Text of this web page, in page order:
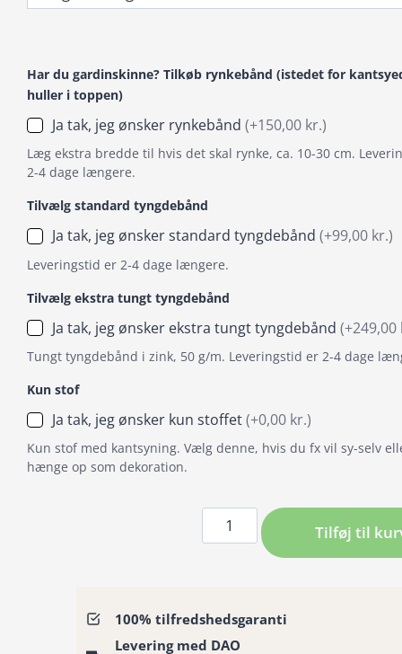
Har du gardinskinne? Tilkøb rynkebånd (istedet for
huller i toppen)
Ja tak, jeg ønsker rynkebånd (+150,00 kr.)
Læg ekstra bredde til hvis det skal rynke, ca. 10-30 cm.
2-4 dage længere.
Tilvælg standard tyngdebånd
Ja tak, jeg ønsker standard tyngdebånd (+99,00 kr.)
Leveringstid er 2-4 dage længere.
Tilvælg ekstra tungt tyngdebånd
Ja tak, jeg ønsker ekstra tungt tyngdebånd (+249,00
Tungt tyngdebånd i zink, 50 g/m. Leveringstid er 2-4 dage
Kun stof
Ja tak, jeg ønsker kun stoffet(+0,00 kr.)
Kun stof med kantsyning. Vælg denne, hvis du fx vil sy-selv
hænge op som dekoration.
Badeforhæng
/
Bruseforhæng
der
Tilføj til
100% tilfredshedsgaranti
Levering med DAO